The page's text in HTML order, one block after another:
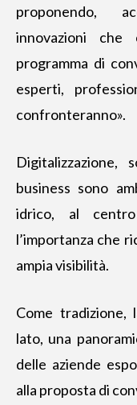
proponendo,
innovazioni che
programma di
esperti,
confronteranno».
Digitalizzazione,
business sono
idrico, al
l’importanza che
ampia visibilità.
Come tradizione,
lato, una
delle aziende
alla proposta di